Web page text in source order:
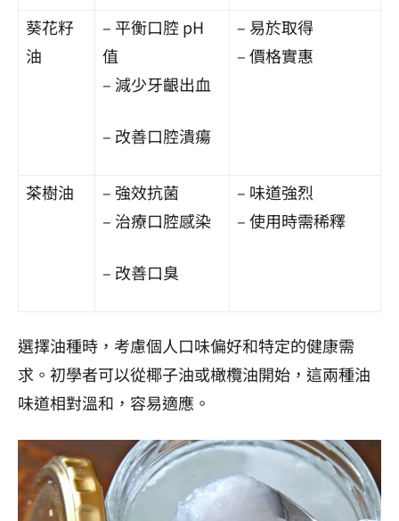
葵花籽
油
– 平衡口腔 pH
值
– 減少牙齦出血
– 改善口腔潰瘍
– 易於取得
– 價格實惠
茶樹油
– 強效抗菌
– 治療口腔感染
– 改善口臭
– 味道強烈
– 使用時需稀釋
選擇油種時，考慮個人口味偏好和特定的健康需
求。初學者可以從椰子油或橄欖油開始，這兩種油
味道相對溫和，容易適應。